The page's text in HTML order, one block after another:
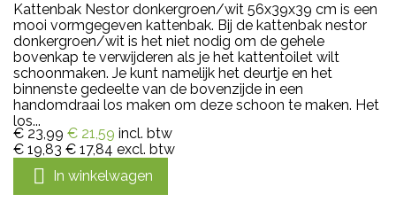
Kattenbak Nestor donkergroen/wit 56x39x39 cm is een
mooi vormgegeven kattenbak. Bij de kattenbak nestor
donkergroen/wit is het niet nodig om de gehele
bovenkap te verwijderen als je het kattentoilet wilt
schoonmaken. Je kunt namelijk het deurtje en het
binnenste gedeelte van de bovenzijde in een
handomdraai los maken om deze schoon te maken. Het
los...
€ 23,99 € 21,59 incl. btw
€ 19,83 € 17,84 excl. btw
 In winkelwagen